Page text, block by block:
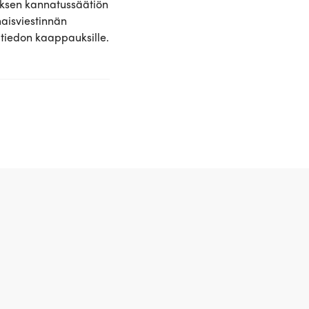
kannatussäätiön
kaappauksille.